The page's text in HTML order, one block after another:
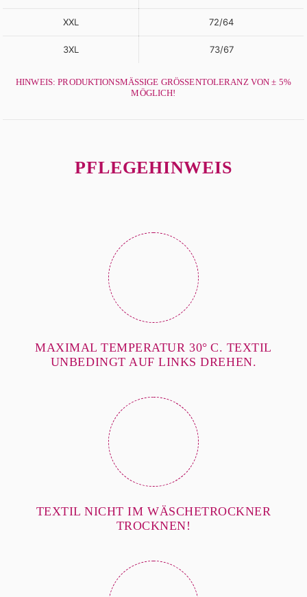
XXL 72/64
3XL 73/67
HINWEIS: PRODUKTIONSMÄSSIGE GRÖSSENTOLERANZ VON ± 5% MÖ
GLICH!
PFLEGEHINWEIS
MAXIMAL TEMPERATUR 30° C. TEXTIL
UNBEDINGT AUF LINKS DREHEN.
TEXTIL NICHT IM WÄSCHETROCKNER
TROCKNEN!